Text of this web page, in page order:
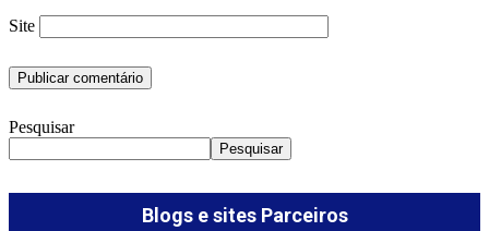
Site
Pesquisar
Pesquisar
Blogs e sites Parceiros